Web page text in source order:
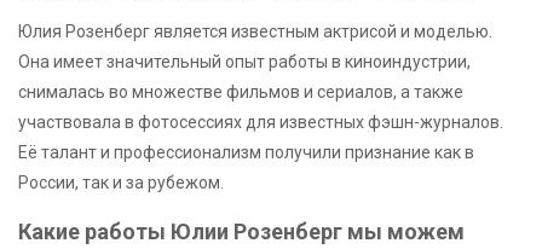
Юлия Розенберг является известным актрисой и моделью.
Она имеет значительный опыт работы в киноиндустрии,
снималась во множестве фильмов и сериалов, а также
участвовала в фотосессиях для известных фэшн-журналов.
Её талант и профессионализм получили признание как в
России, так и за рубежом.
Какие работы Юлии Розенберг мы можем